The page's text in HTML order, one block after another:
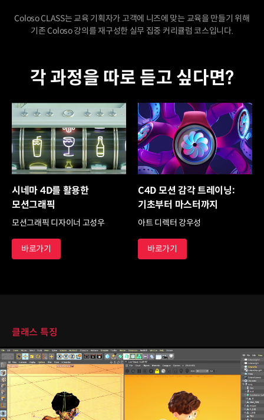
Coloso CLASS는 교육 기획자가 고객에 니즈에 맞는 교육을 만들기 위해
기존 Coloso 강의를 재구성한 실무 집중 커리큘럼 코스입니다.
각 과정을 따로 듣고 싶다면?
시네마 4D를 활용한
모션그래픽
모션그래픽 디자이너 고성우
바로가기
C4D 모션 감각 트레이닝:
기초부터 마스터까지
아트 디렉터 강우성
바로가기
클래스 특징